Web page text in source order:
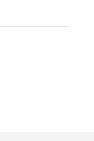
護膚。